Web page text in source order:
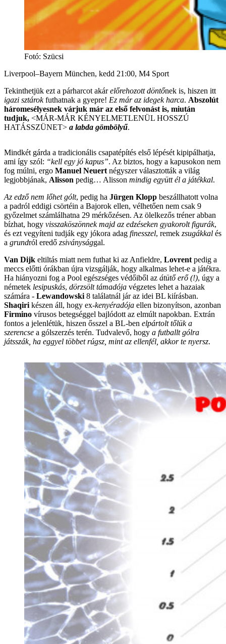
Fotó: Szücsi
Liverpool–Bayern München, kedd 21:00, M4 Sport
Tekinthetjük ezt a párharcot akárelőrehozott döntőnek is, hiszen itt
igazi sztárokfuthatnak a gyepre! Ez már az idegek harca. Abszolút
háromesélyesnek várjuk már az első felvonást is, miután
tudjuk, <MÁR-MÁR KÉNYELMETLENÜL HOSSZÚ
HATÁSSZÜNET> a labda gömbölyű.
Mindkét gárda a tradicionális csapatépítés első lépését kipipálhatja,
ami így szól: “kell egy jó kapus”. Az biztos, hogy a kapusokon nem
fog múlni, ergo Manuel Neuert négyszer választották a világ
legjobbjának, Alisson pedig… Alisson mindig együtt él a játékkal.
Az edző nem lőhet gólt, pedig ha Jürgen Klopp beszállhatott volna
a padról eddigi csörtéin a Bajorok ellen, vélhetően nem csak 9
győzelmet számlálhatna 29 mérkőzésen. Az ölelkezős tréner abban
bízhat, hogy visszaköszönnek majd az edzéseken gyakorolt figurák,
és ezt vegyíteni tudják egy jókora adag finesszel, remek zsugákkal és
a grundról eredő zsiványsággal.
Van Dijk eltiltás miatt nem futhat ki az Anfieldre, Lovrent pedig a
meccs előtti órákban újra vizsgálják, hogy alkalmas lehet-e a játékra.
Ha hiányozni fog a Pool egészséges védőiből az átütő erő (!), úgy a
németek lesipuskás, dörzsölt támadója végzetes lehet a hazaiak
számára - Lewandowski 8 találatnál jár az idei BL kiírásban.
Shaqiri készen áll, hogy ex-kenyéradója ellen bizonyítson, azonban
Firmino vírusos betegséggel bajlódott az elmúlt napokban. Extrán
fontos a jelenlétük, hiszen ősszel a BL-ben elpártolt tőlük a
szerencse a gólszerzés terén. Tudvalevő, hogy a futballt gólra
játsszák, ha eggyel többet rúgsz, mint az ellenfél, akkor te nyersz.